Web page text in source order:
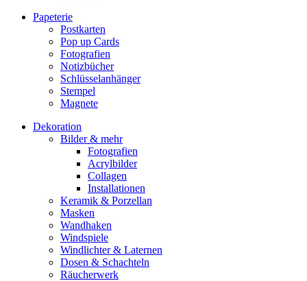
Papeterie
Postkarten
Pop up Cards
Fotografien
Notizbücher
Schlüsselanhänger
Stempel
Magnete
Dekoration
Bilder & mehr
Fotografien
Acrylbilder
Collagen
Installationen
Keramik & Porzellan
Masken
Wandhaken
Windspiele
Windlichter & Laternen
Dosen & Schachteln
Räucherwerk